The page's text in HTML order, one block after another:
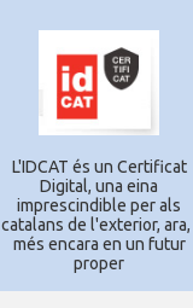
L'IDCAT és un Certificat
Digital, una eina
imprescindible per als
catalans de l'exterior, ara,
més encara en un futur
proper